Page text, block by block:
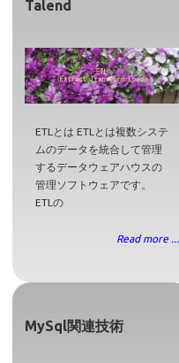
Talend
ETLとは ETLとは複数システ
ムのデータを統合して管理
するデータウェアハウスの
管理ソフトウェアです。
ETLの
Read more ...
MySql関連技術